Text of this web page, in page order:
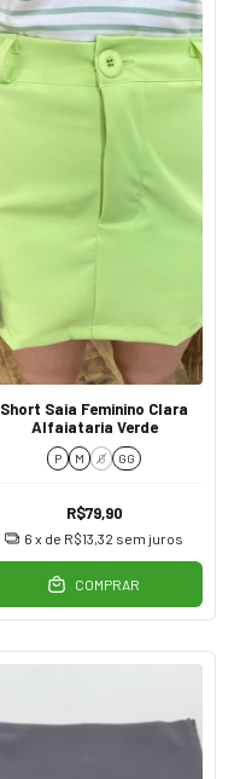
Short Saia Feminino Clara
Alfaiataria Verde
P M G GG
R$79,90
6 x de R$13,32 sem juros
COMPRAR